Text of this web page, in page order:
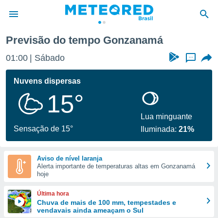
da
fornecidas
a este
das
e
forma
digital
Previsão do tempo Gonzanamá
01:00 Sábado ...
Nuvens dispersas
15°
Sensação de 15°
Lua minguante
Iluminada:21%
Aviso de nível laranja
Alerta importante de temperaturas altas em Gonzanamá
hoje
Última hora
Chuva de mais de 100 mm, tempestades e
vendavais ainda ameaçam o Sul